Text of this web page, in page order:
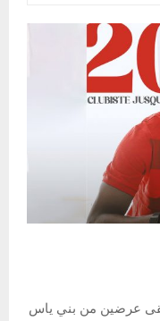
عرضين من بني ياس